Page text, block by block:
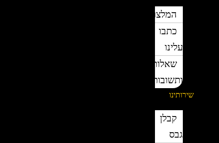
המלצות
כתבו
עלינו
שאלות
ותשובות
שירותינו
קבלן
גבס